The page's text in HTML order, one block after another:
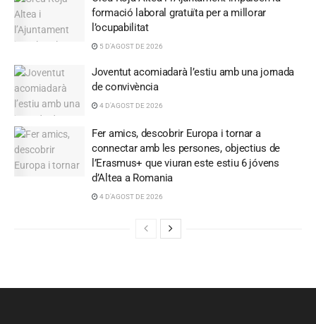
formació laboral gratuïta per a millorar
l’ocupabilitat
5 D'AGOST DE 2026
Joventut acomiadarà l’estiu amb una jornada
de convivència
4 D'AGOST DE 2026
Fer amics, descobrir Europa i tornar a
connectar amb les persones, objectius de
l’Erasmus+ que viuran este estiu 6 jóvens
d’Altea a Romania
4 D'AGOST DE 2026